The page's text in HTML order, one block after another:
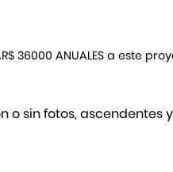
36000 ANUALES a este
o sin fotos, ascendentes